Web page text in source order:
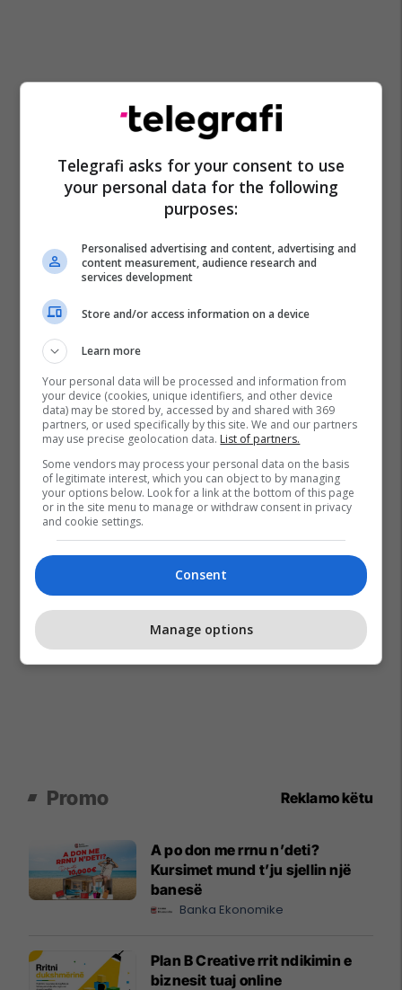
Promo Reklamo këtu
A po don me rrnu n’deti?
Kursimet mund t’ju sjellin një
banesë
Banka Ekonomike
Plan B Creative rrit ndikimin e
biznesit tuaj online
Telegrafi asks for your consent to use
your personal data for the following
purposes:
Personalised advertising and content, advertising and
content measurement, audience research and
services development
Store and/or access information on a device
Learn more
Your personal data will be processed and information from
your device (cookies, unique identifiers, and other device
data) may be stored by, accessed by and shared with 369
partners, or used specifically by this site. We and our partners
may use precise geolocation data. List of partners.
Some vendors may process your personal data on the basis
of legitimate interest, which you can object to by managing
your options below. Look for a link at the bottom of this page
or in the site menu to manage or withdraw consent in privacy
and cookie settings.
Consent
Manage options